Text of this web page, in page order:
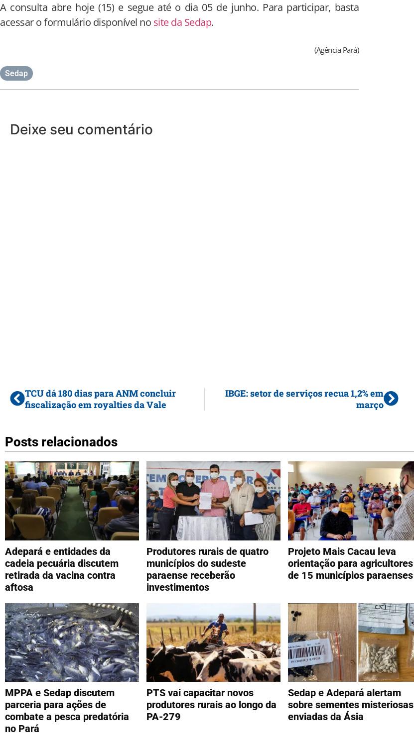
A consulta abre hoje (15) e segue até o dia 05 de junho. Para participar, basta
acessar o formulário disponível no site da Sedap.
(Agência Pará)
Sedap
Deixe seu comentário
TCU dá 180 dias para ANM concluir
fiscalização em royalties da Vale
IBGE: setor de serviços recua 1,2% em
março
Posts relacionados
Adepará e entidades da
cadeia pecuária discutem
retirada da vacina contra
aftosa
Produtores rurais de quatro
municípios do sudeste
paraense receberão
investimentos
Projeto Mais Cacau leva
orientação para agricultores
de 15 municípios paraenses
MPPA e Sedap discutem
parceria para ações de
combate a pesca predatória
no Pará
PTS vai capacitar novos
produtores rurais ao longo da
PA-279
Sedap e Adepará alertam
sobre sementes misteriosas
enviadas da Ásia